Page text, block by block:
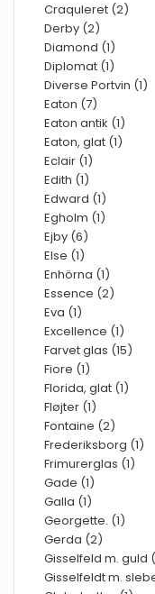
Craquleret (2)
Derby (2)
Diamond (1)
Diplomat (1)
Diverse Portvin (1)
Eaton (7)
Eaton antik (1)
Eaton, glat (1)
Eclair (1)
Edith (1)
Edward (1)
Egholm (1)
Ejby (6)
Else (1)
Enhörna (1)
Essence (2)
Eva (1)
Excellence (1)
Farvet glas (15)
Fiore (1)
Florida, glat (1)
Fløjter (1)
Fontaine (2)
Frederiksborg (1)
Frimurerglas (1)
Gade (1)
Galla (1)
Georgette. (1)
Gerda (2)
Gisselfeld m. guld
Gisselfeldt m.